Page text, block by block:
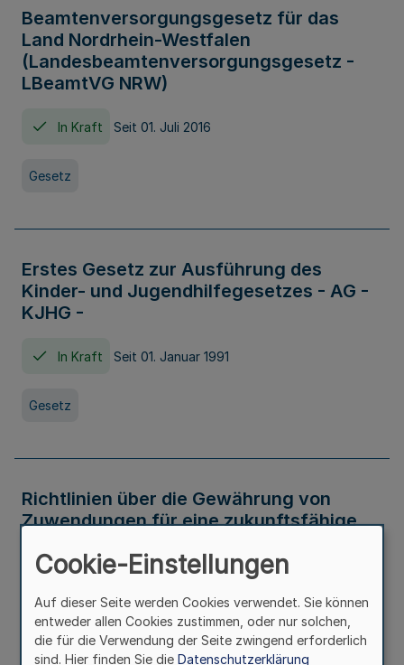
Beamtenversorgungsgesetz für das
Land Nordrhein-Westfalen
(Landesbeamtenversorgungsgesetz -
LBeamtVG NRW)
In Kraft Seit 01. Juli 2016
Gesetz
Erstes Gesetz zur Ausführung des
Kinder- und Jugendhilfegesetzes - AG -
KJHG -
In Kraft Seit 01. Januar 1991
Gesetz
Richtlinien über die Gewährung von
Zuwendungen für eine zukunftsfähige
Nordrhein-Westfalen
In Kraft
Verwaltungsvorschrift
Cookie-Einstellungen
Auf dieser Seite werden Cookies verwendet. Sie können
entweder allen Cookies zustimmen, oder nur solchen,
die für die Verwendung der Seite zwingend erforderlich
sind. Hier finden Sie die Datenschutzerklärung